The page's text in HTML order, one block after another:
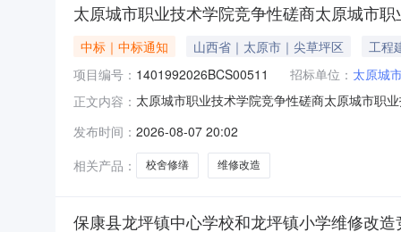
太原城市职业技术学院竞争性磋商太原城市
中标｜中标通知 山西省｜太原市｜尖草坪区
工程
项目编号： 1401992026BCS00511 招标单位： 太原城
正文内容： 太原城市职业技术学院竞争性磋商太原城市职
城北街171号A座510号总报价人民币（元）：
发布时间： 2026-08-07 20:02
相关产品：
校舍修缮 维修改造
保康县龙坪镇中心学校和龙坪镇小学维修改